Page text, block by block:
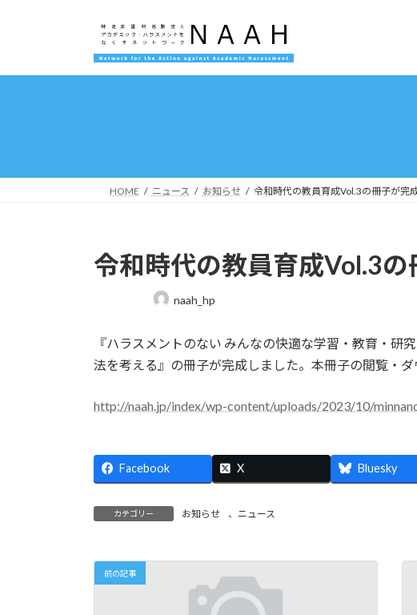
プ
動
HOME ニュース お知らせ 令和時代の教員育成Vol.3の冊子が完
令和時代の教員育成Vol.3
最
新
日
naah_hp
『ハラスメントのない みんなの快適な学習・教育・研
法を考える』の冊子が完成しました。本冊子の閲覧・ダ
http://naah.jp/index/wp-content/uploads/2023/10/
Facebook X Bluesky
カテゴリー お知らせ 、 ニュース
前の記事